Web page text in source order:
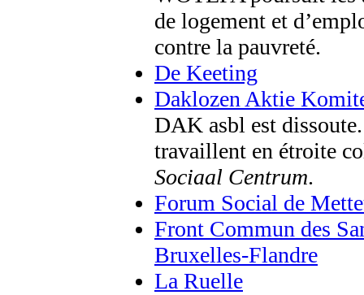
de logement et
contre la pauvreté.
De Keeting
Daklozen Aktie
DAK asbl est
travaillent en étroite
Sociaal Centrum.
Forum Social de
Front Commun des
Bruxelles-Flandre
La Ruelle